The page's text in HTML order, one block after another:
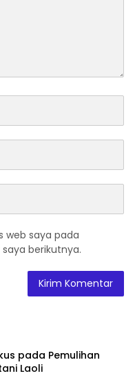
web saya pada
berikutnya.
pada Pemulihan
Laoli